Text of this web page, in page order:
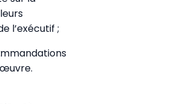
l’exécutif ;